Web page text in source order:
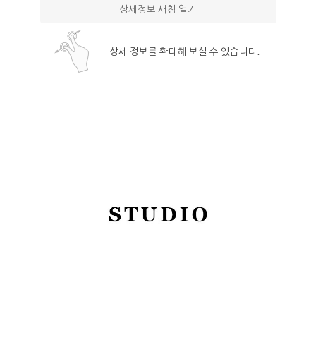
상세정보 새창 열기
상세 정보를 확대해 보실 수 있습니다.